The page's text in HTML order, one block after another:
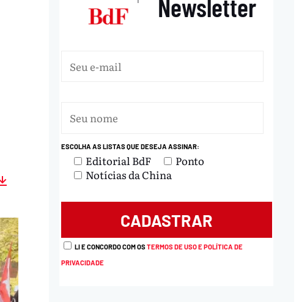
Newsletter
ESCOLHA AS LISTAS QUE DESEJA ASSINAR:
Editorial BdF
Ponto
Notícias da China
LI E CONCORDO COM OSTERMOS DE USO E POLÍTICA DE
PRIVACIDADE